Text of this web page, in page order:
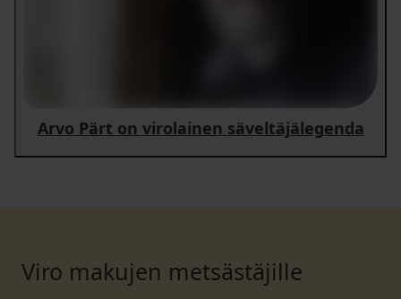
Arvo Pärt on virolainen säveltäjälegenda
Viro makujen metsästäjille